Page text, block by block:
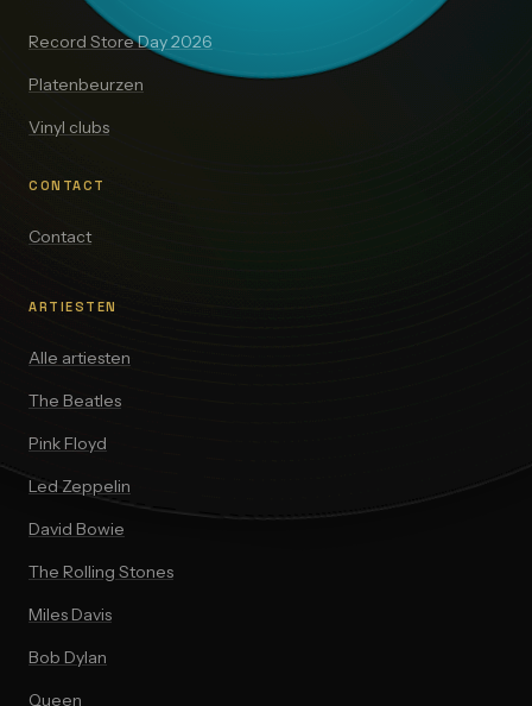
Record Store Day 2026
Platenbeurzen
Vinyl clubs
CONTACT
Contact
ARTIESTEN
Alle artiesten
The Beatles
Pink Floyd
Led Zeppelin
David Bowie
The Rolling Stones
Miles Davis
Bob Dylan
Queen